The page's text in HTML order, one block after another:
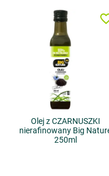
Olej z CZARNUSZKI
nierafinowany Big
250ml